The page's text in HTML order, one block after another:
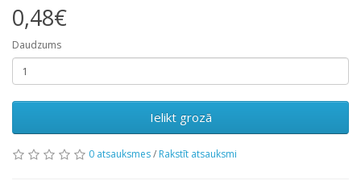
0,48€
Daudzums
Ielikt grozā
0 atsauksmes/ Rakstīt atsauksmi